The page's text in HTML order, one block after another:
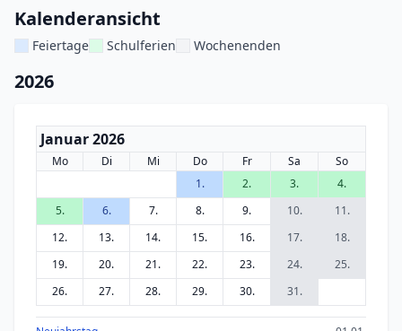
Kalenderansicht
Feiertage Schulferien Wochenenden
2026
Januar 2026
Mo Di Mi Do Fr Sa
So
1.
2. 3.
4.
5.
6. 7. 8. 9. 10.
11.
12.
13. 14. 15. 16. 17.
18.
19.
20. 21. 22. 23. 24.
25.
26.
27. 28. 29. 30. 31.